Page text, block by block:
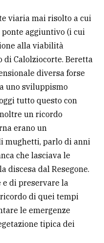
viaria mai risolto a cui
aggiuntivo (i cui
alla viabilità
di Calolziocorte. Beretta
diversa forse
uno sviluppismo
tutto questo con
un ricordo
erano un
mughetti, parlo di anni
che lasciava le
discesa dal Resegone.
e di preservare la
di quei tempi
le emergenze
tipica dei